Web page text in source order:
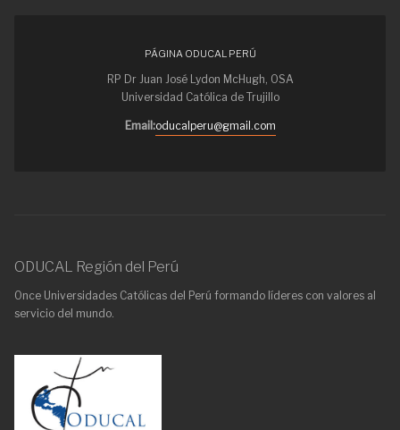
PÁGINA ODUCAL PERÚ
RP Dr Juan José Lydon McHugh, OSA
Universidad Católica de Trujillo
Email:oducalperu@gmail.com
ODUCAL Región del Perú
Once Universidades Católicas del Perú formando líderes con valores al
servicio del mundo.